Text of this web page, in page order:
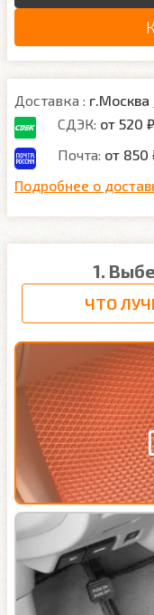
Доставка : г.Москва
СДЭК: от 520 ₽
Почта: от 850
Подробнее о
1.
ЧТО